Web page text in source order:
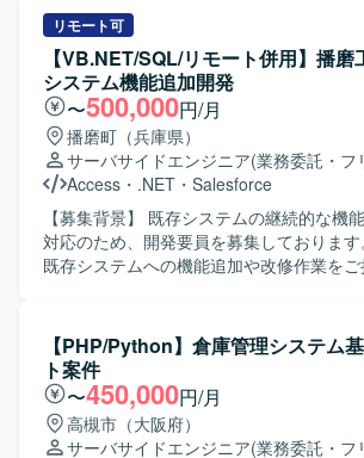
ただけます。 【開発環境】 開発言語としてC#.net、
ASP.netが利用されております。
ルまでの一連の開発工程をお任せいたしま
踏まえた機能追加や改修対応を行いながら
整合性を考慮した設計・実装を行っていただ
める人物像】 自ら主体的に業務に取り組み
ニケーションを取りながら開発を進めてい
めております。 要件や仕様の変化にも柔軟
と納期のバランスを意識して開発できる方
す。 【ポジションの魅力】 製造業向け生産管理システムに
関する業務知識を身につけながら、顧客
対応する開発経験を積むことができます。
の拡張開発を通じて、既存資産を活かし
っていただきます。
リモート可
【VB.NET/SQL/リモート併用】播
システム機能追加開発
〜500,000円/月
播磨町（兵庫県）
サーバサイドエンジニア(業務委託・フ
Access ・ .NET ・ Salesforce
【募集背景】 既存システムの継続的な機
対応のため、開発要員を募集しております。 【作業内容
既存システムへの機能追加や改修作業を
りながら、仕様調整や不具合修正にも対
【求める人物像】 自立して業務を進めら
コミュニケーションを取りながら開発を進
めております。状況に応じて柔軟に対応し
の理解を深めながら着実に作業を進めてい
【PHP/Python】倉庫管理システム
ト案件
〜450,000円/月
高槻市（大阪府）
サーバサイドエンジニア(業務委託・フ